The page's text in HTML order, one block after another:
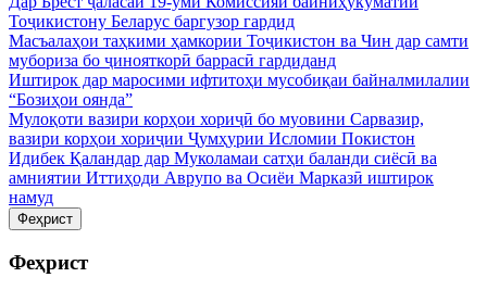
Тоҷикистону Беларус баргузор гардид
Масъалаҳои таҳкими ҳамкории Тоҷикистон ва Чин дар самти
мубориза бо ҷинояткорӣ баррасӣ гардиданд
Иштирок дар маросими ифтитоҳи мусобиқаи байналмилалии
“Бозиҳои оянда”
Мулоқоти вазири корҳои хориҷӣ бо муовини Сарвазир,
вазири корҳои хориҷии Ҷумҳурии Исломии Покистон
Идибек Қаландар дар Муколамаи сатҳи баланди сиёсӣ ва
амниятии Иттиҳоди Аврупо ва Осиёи Марказӣ иштирок
намуд
Феҳрист
Феҳрист